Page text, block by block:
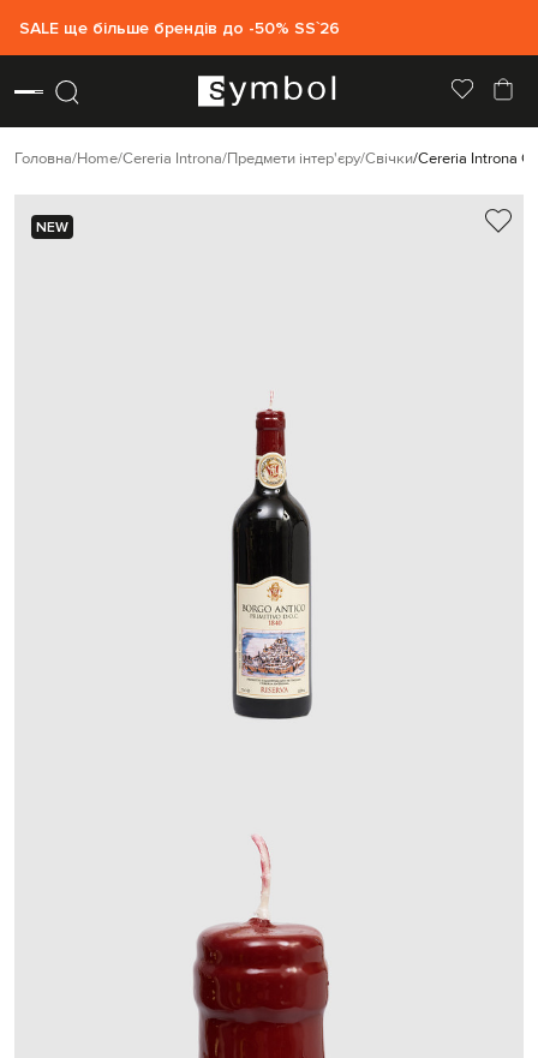
SALE ще більше брендів до -50% SS`26
Головна Home Cereria Introna Предмети інтер'єру Свічки Cereria Introna
NEW